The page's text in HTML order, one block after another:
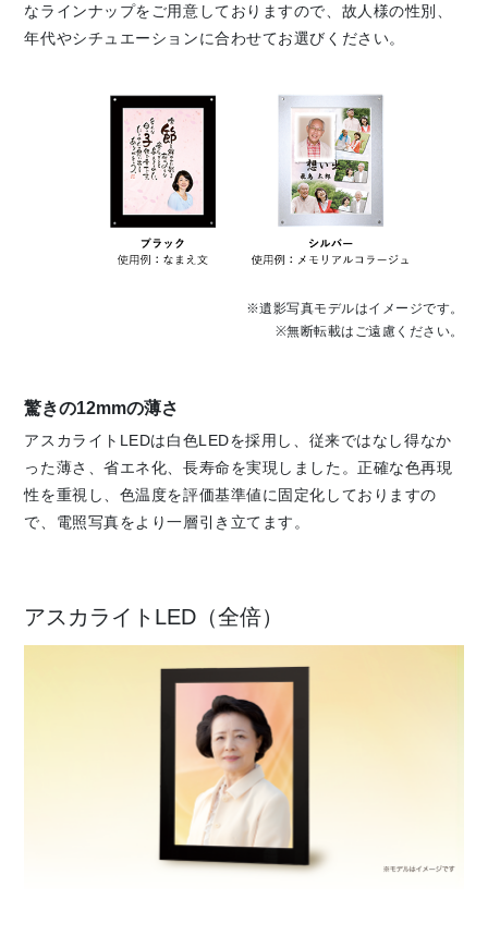
なラインナップをご用意しておりますので、故人様の性別、
年代やシチュエーションに合わせてお選びください。
※遺影写真モデルはイメージです。
※無断転載はご遠慮ください。
驚きの12mmの薄さ
アスカライトLEDは白色LEDを採用し、従来ではなし得なか
った薄さ、省エネ化、長寿命を実現しました。正確な色再現
性を重視し、色温度を評価基準値に固定化しておりますの
で、電照写真をより一層引き立てます。
アスカライトLED（全倍）